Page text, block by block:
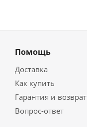
Помощь
Доставка
Как купить
Гарантия и возврат
Вопрос-ответ